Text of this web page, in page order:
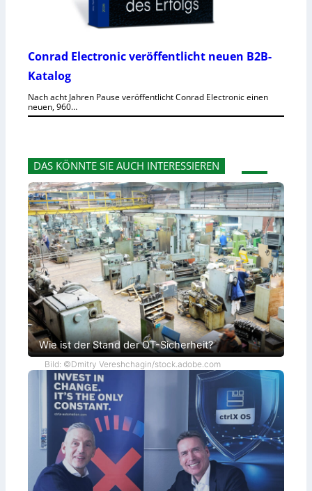
Conrad Electronic veröffentlicht neuen B2B-
Katalog
Nach acht Jahren Pause veröffentlicht Conrad Electronic einen
neuen, 960…
DAS KÖNNTE SIE AUCH INTERESSIEREN
Wie ist der Stand der OT-Sicherheit?
Bild: ©Dmitry Vereshchagin/stock.adobe.com